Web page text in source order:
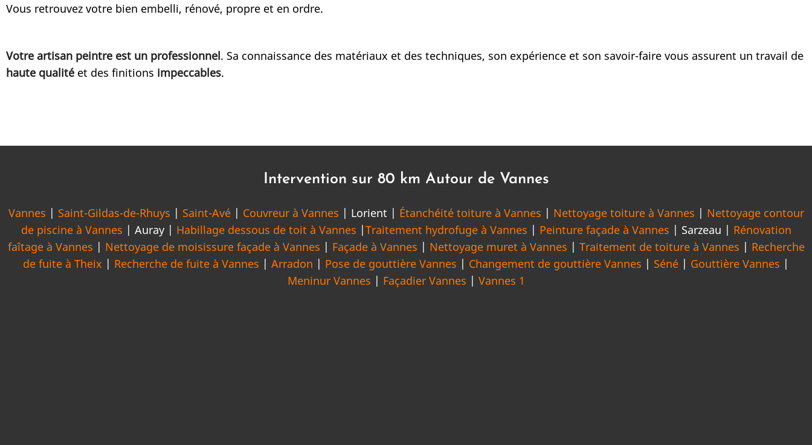
Vous retrouvez votre bien embelli, rénové, propre et en ordre.
Votre artisan peintre est un professionnel. Sa connaissance des matériaux et des techniques, son expérience et son savoir-faire vous assurent un travail de
haute qualité et des finitions impeccables.
Intervention sur 80 km Autour de Vannes
Vannes Saint-Gildas-de-Rhuys Saint-Avé| Couvreur à Vannes | Lorient | Étanchéité toiture à Vannes Nettoyage toiture à Vannes
Nettoyage contour
de piscine à Vannes
| Auray | Habillage dessous de toit à Vannes Traitement hydrofuge à Vannes Peinture façade à Vannes | Sarzeau | Rénovation
faîtage à Vannes
Nettoyage de moisissure façade à Vannes Façade à Vannes Nettoyage muret à Vannes Traitement de toiture à Vannes
Recherche
de fuite à Theix
Recherche de fuite à Vannes Arradon Pose de gouttière Vannes Changement de gouttière Vannes Séné Gouttière Vannes
Meninur Vannes
Façadier Vannes Vannes 1